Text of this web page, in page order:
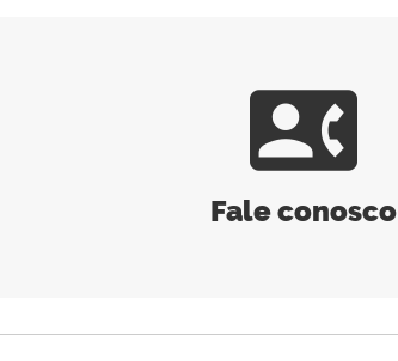
contact_phone
Fale conosco